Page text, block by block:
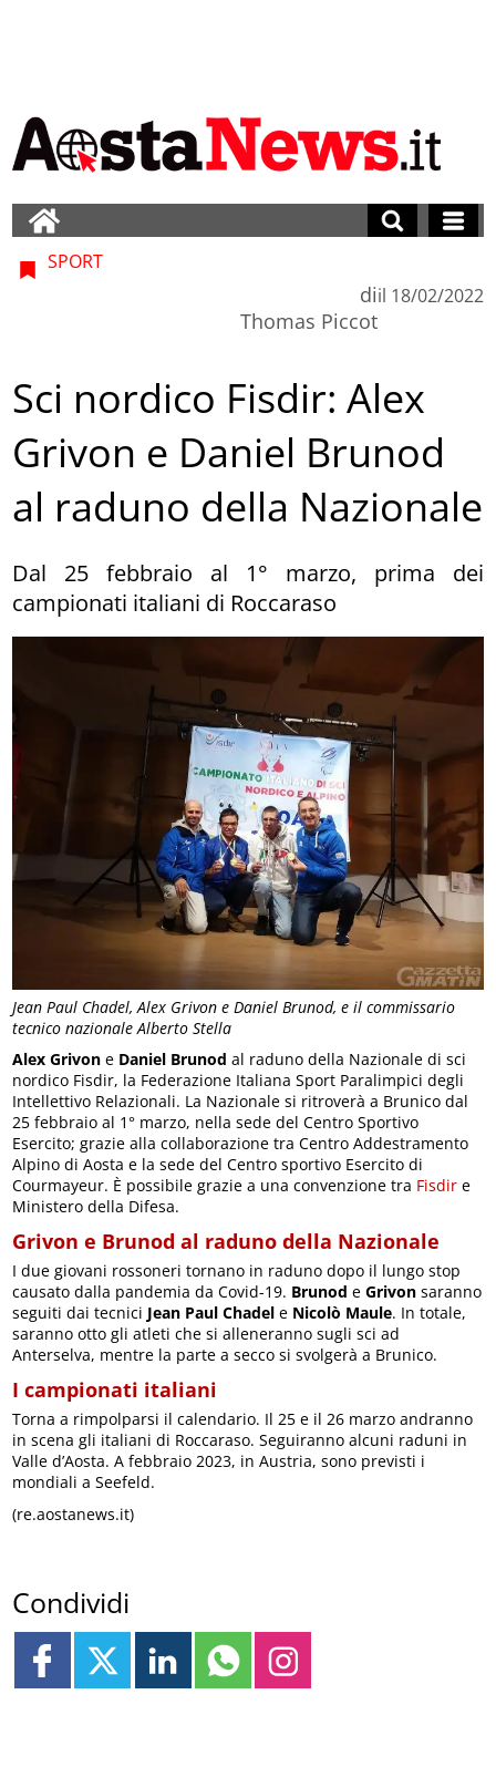
Jean Paul Chadel, Alex Grivon e Daniel Brunod, e il commissario
tecnico nazionale Alberto Stella
SPORT
di
Thomas Piccot
il 18/02/2022
Sci nordico Fisdir: Alex
Grivon e Daniel Brunod
al raduno della Nazionale
Dal 25 febbraio al 1° marzo, prima dei
campionati italiani di Roccaraso
Alex Grivon e Daniel Brunod al raduno della Nazionale di sci
nordico Fisdir, la Federazione Italiana Sport Paralimpici degli
Intellettivo Relazionali. La Nazionale si ritroverà a Brunico dal
25 febbraio al 1° marzo, nella sede del Centro Sportivo
Esercito; grazie alla collaborazione tra Centro Addestramento
Alpino di Aosta e la sede del Centro sportivo Esercito di
Courmayeur. È possibile grazie a una convenzione tra Fisdir e
Ministero della Difesa.
Grivon e Brunod al raduno della Nazionale
I due giovani rossoneri tornano in raduno dopo il lungo stop
causato dalla pandemia da Covid-19. Brunod eGrivon saranno
seguiti dai tecnici Jean Paul Chadel e Nicolò Maule. In totale,
saranno otto gli atleti che si alleneranno sugli sci ad
Anterselva, mentre la parte a secco si svolgerà a Brunico.
I campionati italiani
Torna a rimpolparsi il calendario. Il 25 e il 26 marzo andranno
in scena gli italiani di Roccaraso. Seguiranno alcuni raduni in
Valle d’Aosta. A febbraio 2023, in Austria, sono previsti i
mondiali a Seefeld.
(re.aostanews.it)
Condividi